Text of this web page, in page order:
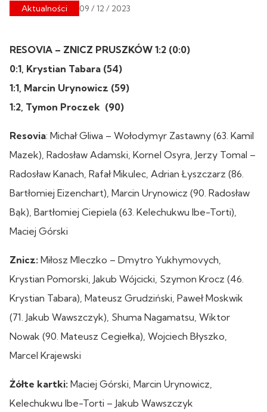
Aktualności 09 / 12 / 2023
RESOVIA – ZNICZ PRUSZKÓW 1:2 (0:0)
0:1, Krystian Tabara (54)
1:1, Marcin Urynowicz (59)
1:2, Tymon Proczek (90)
Resovia: Michał Gliwa – Wołodymyr Zastawny (63. Kamil
Mazek), Radosław Adamski, Kornel Osyra, Jerzy Tomal –
Radosław Kanach, Rafał Mikulec, Adrian Łyszczarz (86.
Bartłomiej Eizenchart), Marcin Urynowicz (90. Radosław
Bąk), Bartłomiej Ciepiela (63. Kelechukwu Ibe-Torti),
Maciej Górski
Znicz: Miłosz Mleczko – Dmytro Yukhymovych,
Krystian Pomorski, Jakub Wójcicki, Szymon Krocz (46.
Krystian Tabara), Mateusz Grudziński, Paweł Moskwik
(71. Jakub Wawszczyk), Shuma Nagamatsu, Wiktor
Nowak (90. Mateusz Cegiełka), Wojciech Błyszko,
Marcel Krajewski
Żółte kartki: Maciej Górski, Marcin Urynowicz,
Kelechukwu Ibe-Torti – Jakub Wawszczyk